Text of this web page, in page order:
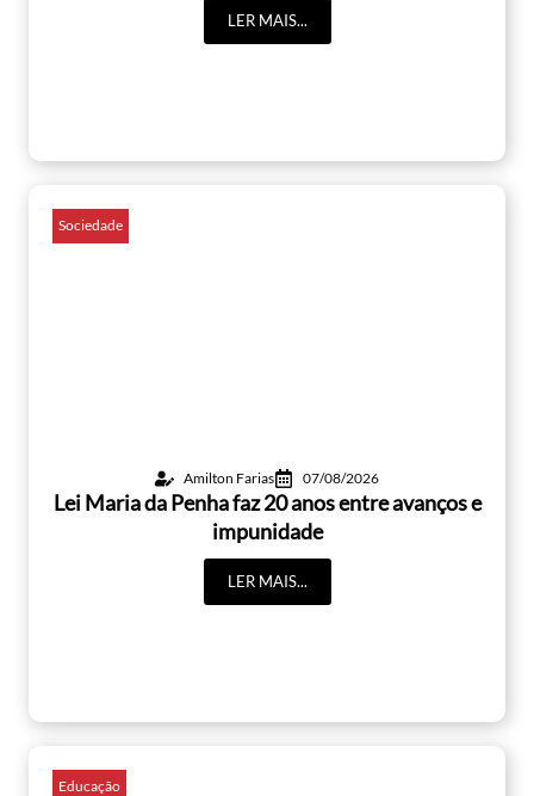
LER MAIS...
Sociedade
Amilton Farias 07/08/2026
Lei Maria da Penha faz 20 anos entre avanços e
impunidade
LER MAIS...
Educação